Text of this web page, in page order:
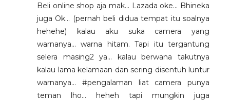
Beli online shop aja mak... Lazada oke... Bhineka
juga Ok... (pernah beli didua tempat itu soalnya
hehehe) kalau aku suka camera yang
warnanya... warna hitam. Tapi itu tergantung
selera masing2 ya... kalau berwana takutnya
kalau lama kelamaan dan sering disentuh luntur
warnanya... #pengalaman liat camera punya
teman lho... heheh tapi mungkin juga